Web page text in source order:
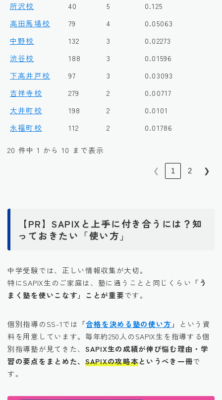
所沢校 40 5
0.125
高田馬場校
79 4
0.05063
中野校
132 3
0.02273
渋谷校
188 3
0.01596
下高井戸校
97 3
0.03093
吉祥寺校
279 2
0.00717
大井町校
198 2
0.0101
永福町校
112 2 0.01786
20 件中 1 から 10 まで表示
❮ 1 2 ❯
【PR】SAPIXと上手に付き合うには？知
っておきたい「使い方」
中学受験では、正しい情報収集が大切。
特にSAPIX生のご家庭は、塾に通うことと同じくらい 「う
まく塾を使いこなす」ことが重要です。
個別指導のSS-1では 「合格を決める塾の使い方 」
という資
料を用意しています。毎年約250人のSAPIX生を指導する個
別指導塾が見てきた、 SAPIX生の成績が伸び悩む理由・学
習の要点をまとめた、 SAPIXの攻略本というべき一冊で
す。